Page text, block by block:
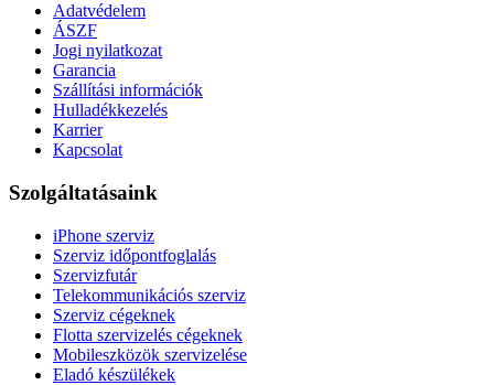
Adatvédelem
ÁSZF
Jogi nyilatkozat
Garancia
Szállítási információk
Hulladékkezelés
Karrier
Kapcsolat
Szolgáltatásaink
iPhone szerviz
Szerviz időpontfoglalás
Szervizfutár
Telekommunikációs szerviz
Szerviz cégeknek
Flotta szervizelés cégeknek
Mobileszközök szervizelése
Eladó készülékek